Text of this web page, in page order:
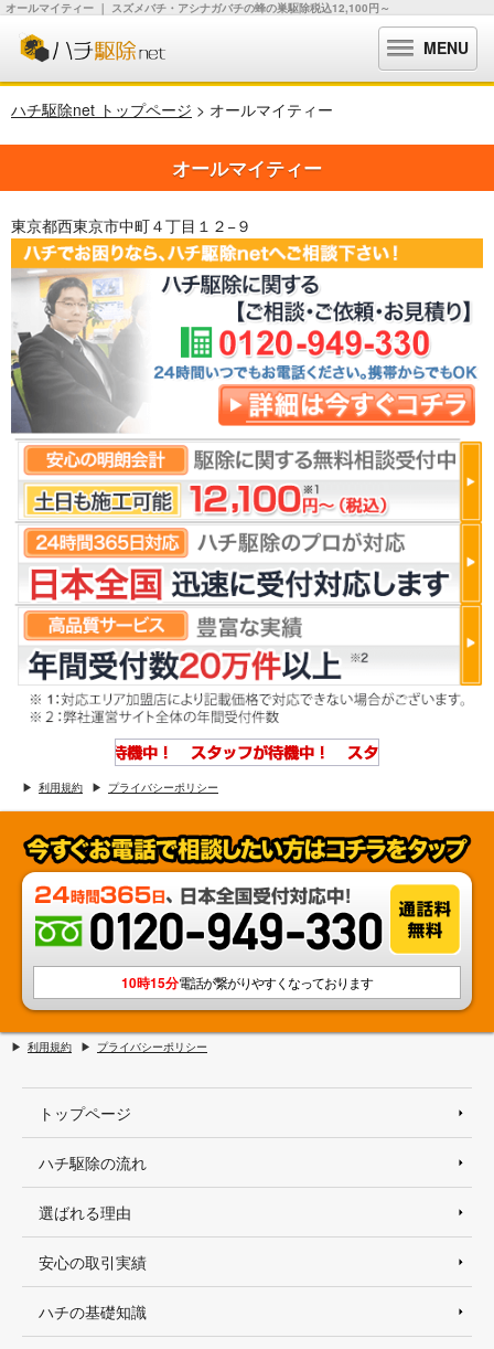
オールマイティー ｜ スズメバチ・アシナガバチの蜂の巣駆除税込12,100円～
MENU
ハチ駆除net トップページ > オールマイティー
オールマイティー
東京都西東京市中町４丁目１２−９
利用規約 プライバシーポリシー
10時15分電話が繋がりやすくなっております
利用規約 プライバシーポリシー
トップページ
ハチ駆除の流れ
選ばれる理由
安心の取引実績
ハチの基礎知識